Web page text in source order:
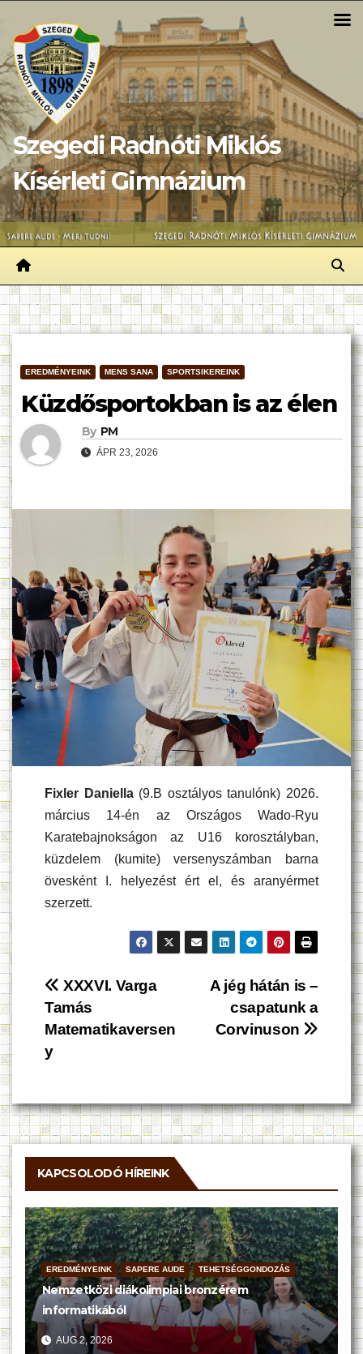
content
Szegedi Radnóti Miklós
Kísérleti Gimnázium
EREDMÉNYEINK MENS SANA SPORTSIKEREINK
Küzdősportokban is az élen
By PM
ÁPR 23, 2026
Fixler Daniella(9.B osztályos tanulónk) 2026.
március 14-én az Országos Wado-Ryu
Karatebajnokságon az U16 korosztályban,
küzdelem (kumite) versenyszámban barna
övesként I. helyezést ért el, és aranyérmet
szerzett.
Bejegyzés
navigáció
A jég hátán is –
csapatunk a
Corvinuson
XXXVI. Varga
Tamás
Matematikaversen
y
KAPCSOLODÓ HÍREINK
EREDMÉNYEINK SAPERE AUDE TEHETSÉGGONDOZÁS
Nemzetközi diákolimpiai bronzérem
informatikából
AUG 2, 2026